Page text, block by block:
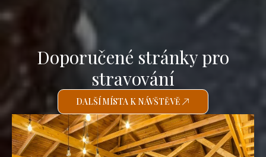
Doporučené stránky pro
stravování
DALŠÍ MÍSTA K NÁVŠTĚVĚ